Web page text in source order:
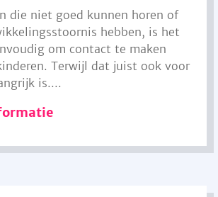
die niet goed kunnen horen of
hebben, is het
om contact te maken
Terwijl dat juist ook voor
is....